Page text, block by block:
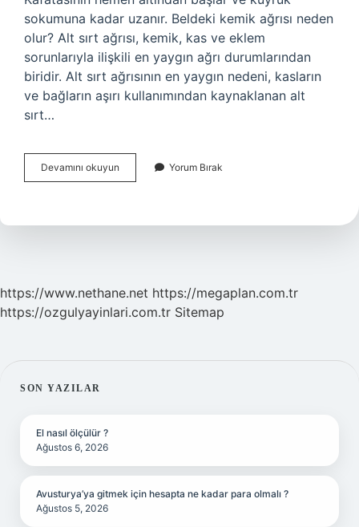
sokumuna kadar uzanır. Beldeki kemik ağrısı neden
olur? Alt sırt ağrısı, kemik, kas ve eklem
sorunlarıyla ilişkili en yaygın ağrı durumlarından
biridir. Alt sırt ağrısının en yaygın nedeni, kasların
ve bağların aşırı kullanımından kaynaklanan alt
sırt…
Devamını okuyun
Kemige
Yorum Bırak
https://www.nethane.net https://megaplan.com.tr
https://ozgulyayinlari.com.tr Sitemap
SIDEBAR
SON YAZILAR
El nasıl ölçülür ?
Ağustos 6, 2026
Avusturya’ya gitmek için hesapta ne kadar para olmalı ?
Ağustos 5, 2026